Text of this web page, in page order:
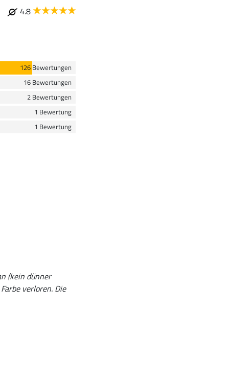
4.8
126 Bewertungen
16 Bewertungen
2 Bewertungen
1 Bewertung
1 Bewertung
(kein dünner
verloren. Die